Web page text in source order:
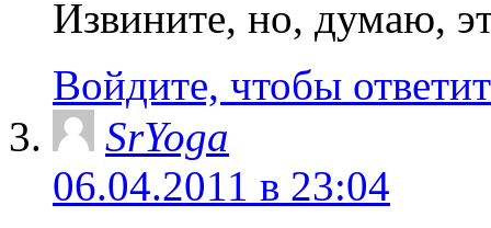
Извините, но, думаю,
Войдите, чтобы
SrYoga
06.04.2011 в 23:04